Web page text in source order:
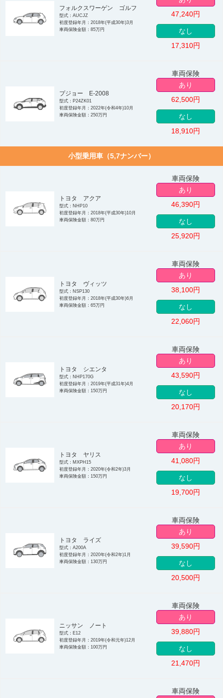
フォルクスワーゲン ゴルフ
型式：AUCJZ
初度登録年月：2018年(平成30年)3月
車両保険金額：85万円
47,240円
なし
17,310円
プジョー E-2008
型式：P24ZK01
初度登録年月：2022年(令和4年)10月
車両保険金額：250万円
車両保険
あり
62,500円
なし
18,910円
小型乗用車（5,7ナンバー）
トヨタ アクア
型式：NHP10
初度登録年月：2018年(平成30年)10月
車両保険金額：80万円
車両保険
あり
46,390円
なし
25,920円
トヨタ ヴィッツ
型式：NSP130
初度登録年月：2018年(平成30年)6月
車両保険金額：65万円
車両保険
あり
38,100円
なし
22,060円
トヨタ シエンタ
型式：NHP170G
初度登録年月：2019年(平成31年)4月
車両保険金額：150万円
車両保険
あり
43,590円
なし
20,170円
トヨタ ヤリス
型式：MXPH15
初度登録年月：2020年(令和2年)3月
車両保険金額：150万円
車両保険
あり
41,080円
なし
19,700円
トヨタ ライズ
型式：A200A
初度登録年月：2020年(令和2年)1月
車両保険金額：130万円
車両保険
あり
39,590円
なし
20,500円
ニッサン ノート
型式：E12
初度登録年月：2019年(令和元年)12月
車両保険金額：100万円
車両保険
あり
39,880円
なし
21,470円
車両保険